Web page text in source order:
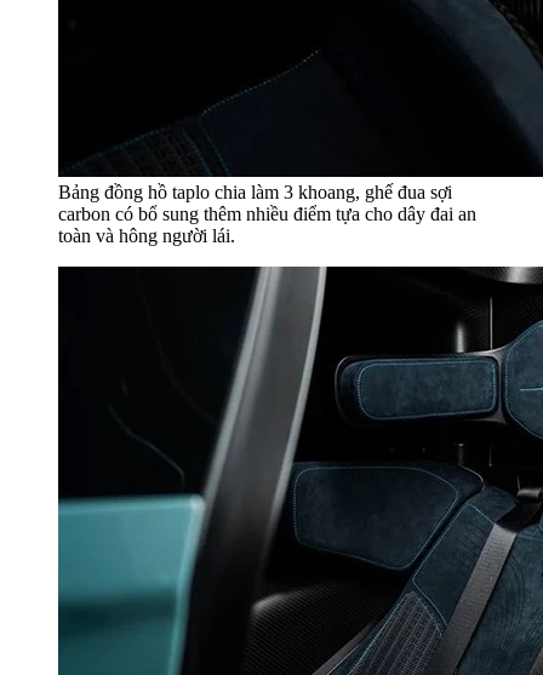
Bảng đồng hồ taplo chia làm 3 khoang, ghế đua sợi
carbon có bổ sung thêm nhiều điểm tựa cho dây đai an
toàn và hông người lái.